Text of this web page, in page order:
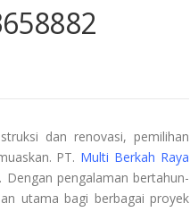
dan renovasi, pemilihan
PT. Multi Berkah Raya
pengalaman bertahun-
utama bagi berbagai proyek